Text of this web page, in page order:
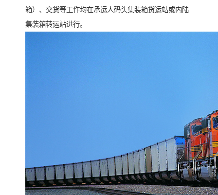
箱）、交货等工作均在承运人码头集装箱货运站或内陆
集装箱转运站进行。